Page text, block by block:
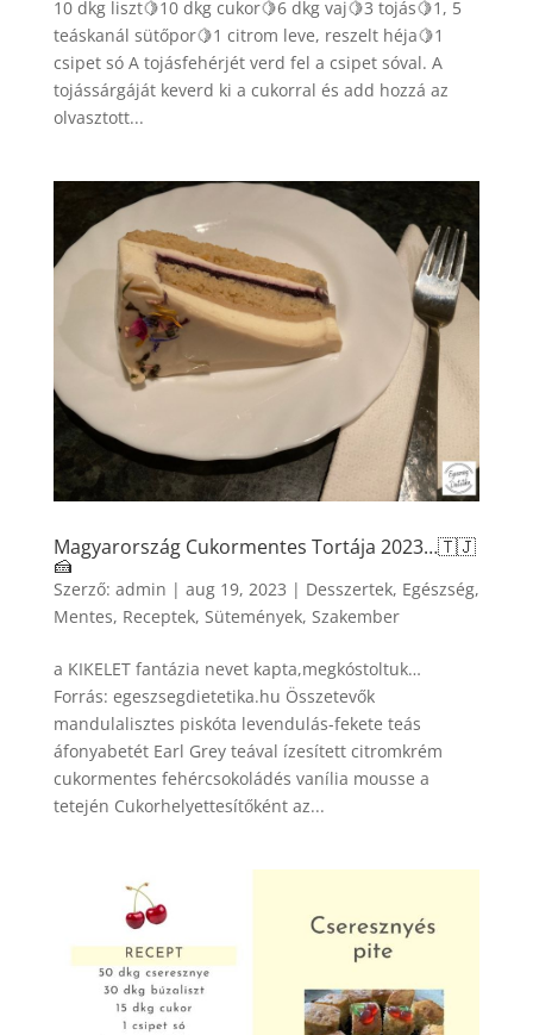
10 dkg liszt🍋10 dkg cukor🍋6 dkg vaj🍋3 tojás🍋1, 5
teáskanál sütőpor🍋1 citrom leve, reszelt héja🍋1
csipet só A tojásfehérjét verd fel a csipet sóval. A
tojássárgáját keverd ki a cukorral és add hozzá az
olvasztott...
Magyarország Cukormentes Tortája 2023…🇹🇯
🍰
Szerző: admin | aug 19, 2023 | Desszertek, Egészség,
Mentes, Receptek, Sütemények, Szakember
a KIKELET fantázia nevet kapta,megkóstoltuk…
Forrás: egeszsegdietetika.hu Összetevők
mandulalisztes piskóta levendulás-fekete teás
áfonyabetét Earl Grey teával ízesített citromkrém
cukormentes fehércsokoládés vanília mousse a
tetején Cukorhelyettesítőként az...